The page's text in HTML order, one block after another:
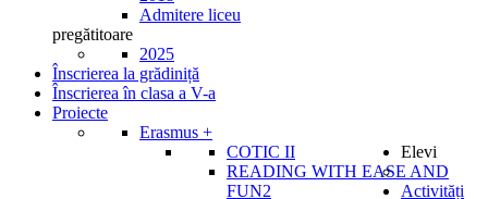
Admitere liceu
pregătitoare
2025
Înscrierea la grădiniță
Înscrierea în clasa a V-a
Proiecte
Erasmus +
COTIC II
READING WITH EASE AND
FUN2
Elevi
Activități